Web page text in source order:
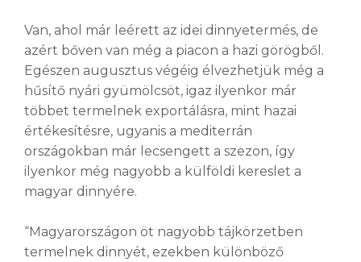
Van, ahol már leérett az idei dinnyetermés, de
azért bőven van még a piacon a hazi görögből.
Egészen augusztus végéig élvezhetjük még a
hűsítő nyári gyümölcsöt, igaz ilyenkor már
többet termelnek exportálásra, mint hazai
értékesítésre, ugyanis a mediterrán
országokban már lecsengett a szezon, így
ilyenkor még nagyobb a külföldi kereslet a
magyar dinnyére.
“Magyarországon öt nagyobb tájkörzetben
termelnek dinnyét, ezekben különböző